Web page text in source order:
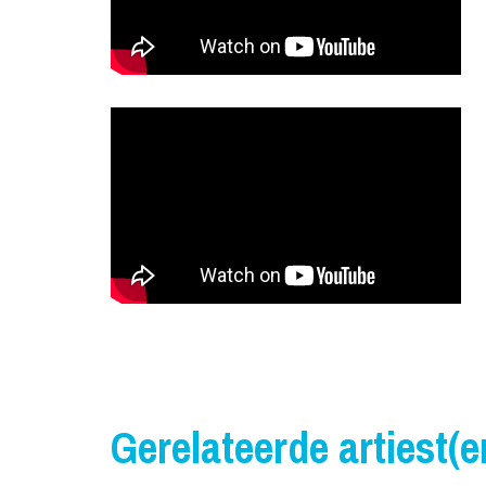
Gerelateerde